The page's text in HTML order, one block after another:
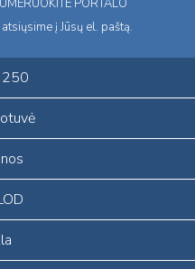
PORTALO
į Jūsų el. paštą.
250